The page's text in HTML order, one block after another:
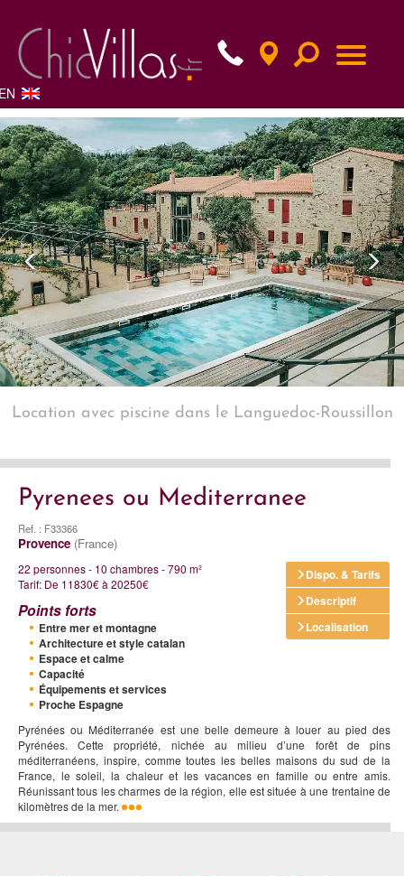
Previous
Location avec piscine dans le Languedoc-Roussillon
Pyrenees ou Mediterranee
Ref. : F33366
Provence (France)
Dispo. & Tarifs
Descriptif
Localisation
22 personnes - 10 chambres - 790 m²
Tarif: De 11830€ à 20250€
Points forts
Entre mer et montagne
Architecture et style catalan
Espace et calme
Capacité
Équipements et services
Proche Espagne
Pyrénées ou Méditerranée est une belle demeure à louer au pied des
Pyrénées. Cette propriété, nichée au milieu d’une forêt de pins
méditerranéens, inspire, comme toutes les belles maisons du sud de la
France, le soleil, la chaleur et les vacances en famille ou entre amis.
Réunissant tous les charmes de la région, elle est située à une trentaine de
kilomètres de la mer.